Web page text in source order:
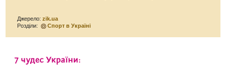
Джерело:zik.ua
Розділи:
Спорт в Україні